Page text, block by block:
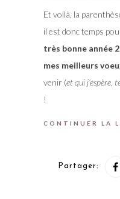
Et voilà, la
il est donc temps
très bonne année
mes meilleurs
venir (et qui j’espère,
!
CONTINUER LA
Partager: